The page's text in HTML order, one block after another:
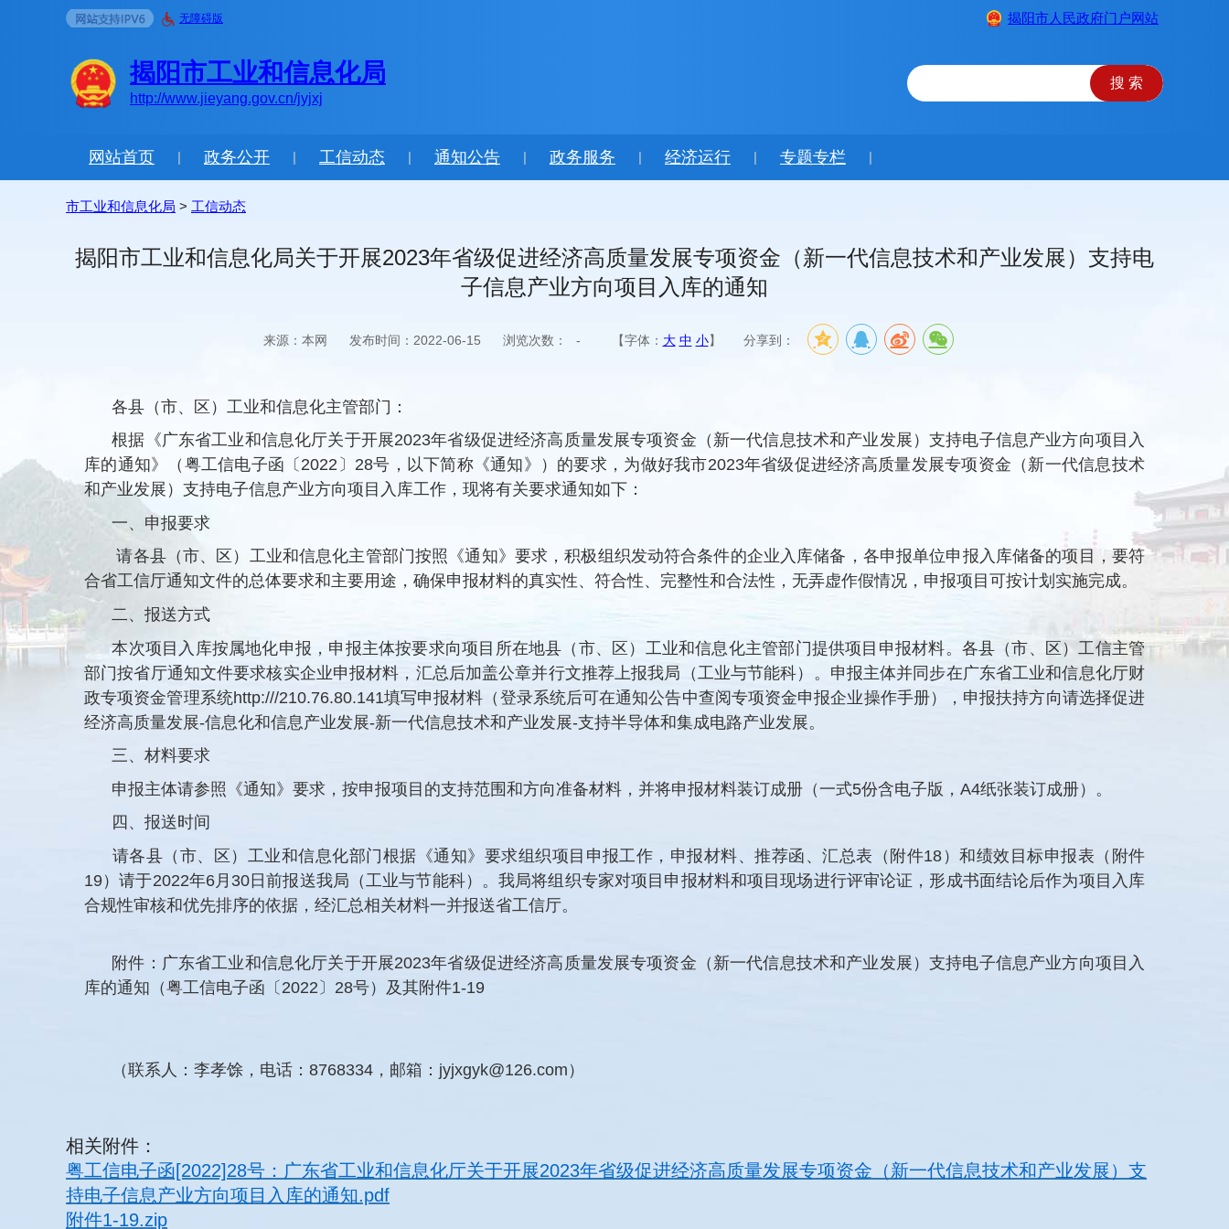
无障碍版 揭阳市人民政府门户网站
揭阳市工业和信息化局
http://www.jieyang.gov.cn/jyjxj
网站首页 | 政务公开 | 工信动态 | 通知公告 | 政务服务 | 经济运行 | 专题专栏 |
市工业和信息化局 > 工信动态
揭阳市工业和信息化局关于开展2023年省级促进经济高质量发展专项资金（新一代信息技术和产业发展）支持电
子信息产业方向项目入库的通知
来源：本网 发布时间：2022-06-15 浏览次数： - 【字体： 大 中 小】 分享到：
各县（市、区）工业和信息化主管部门：
根据《广东省工业和信息化厅关于开展2023年省级促进经济高质量发展专项资金（新一代信息技术和产业发展）支持电子信息产业方向项目入
库的通知》（粤工信电子函〔2022〕28号，以下简称《通知》）的要求，为做好我市2023年省级促进经济高质量发展专项资金（新一代信息技术
和产业发展）支持电子信息产业方向项目入库工作，现将有关要求通知如下：
一、申报要求
请各县（市、区）工业和信息化主管部门按照《通知》要求，积极组织发动符合条件的企业入库储备，各申报单位申报入库储备的项目，要符
合省工信厅通知文件的总体要求和主要用途，确保申报材料的真实性、符合性、完整性和合法性，无弄虚作假情况，申报项目可按计划实施完成。
二、报送方式
本次项目入库按属地化申报，申报主体按要求向项目所在地县（市、区）工业和信息化主管部门提供项目申报材料。各县（市、区）工信主管
部门按省厅通知文件要求核实企业申报材料，汇总后加盖公章并行文推荐上报我局（工业与节能科）。申报主体并同步在广东省工业和信息化厅财
政专项资金管理系统http:///210.76.80.141填写申报材料（登录系统后可在通知公告中查阅专项资金申报企业操作手册），申报扶持方向请选择促进
经济高质量发展-信息化和信息产业发展-新一代信息技术和产业发展-支持半导体和集成电路产业发展。
三、材料要求
申报主体请参照《通知》要求，按申报项目的支持范围和方向准备材料，并将申报材料装订成册（一式5份含电子版，A4纸张装订成册）。
四、报送时间
请各县（市、区）工业和信息化部门根据《通知》要求组织项目申报工作，申报材料、推荐函、汇总表（附件18）和绩效目标申报表（附件
19）请于2022年6月30日前报送我局（工业与节能科）。我局将组织专家对项目申报材料和项目现场进行评审论证，形成书面结论后作为项目入库
合规性审核和优先排序的依据，经汇总相关材料一并报送省工信厅。
附件：广东省工业和信息化厅关于开展2023年省级促进经济高质量发展专项资金（新一代信息技术和产业发展）支持电子信息产业方向项目入
库的通知（粤工信电子函〔2022〕28号）及其附件1-19
（联系人：李孝馀，电话：8768334，邮箱：jyjxgyk@126.com）
相关附件：
粤工信电子函[2022]28号：广东省工业和信息化厅关于开展2023年省级促进经济高质量发展专项资金（新一代信息技术和产业发展）支
持电子信息产业方向项目入库的通知.pdf
附件1-19.zip